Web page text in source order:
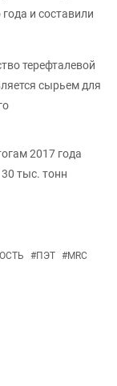
и составили
терефталевой
сырьем для
2017 года
тыс. тонн
#ПЭТ #MRC